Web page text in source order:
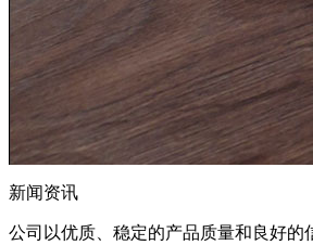
新闻资讯
公司以优质、稳定的产品质量和良好的